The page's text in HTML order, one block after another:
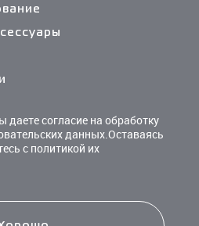
даете согласие на обработку
данных.Оставаясь
с политикой их